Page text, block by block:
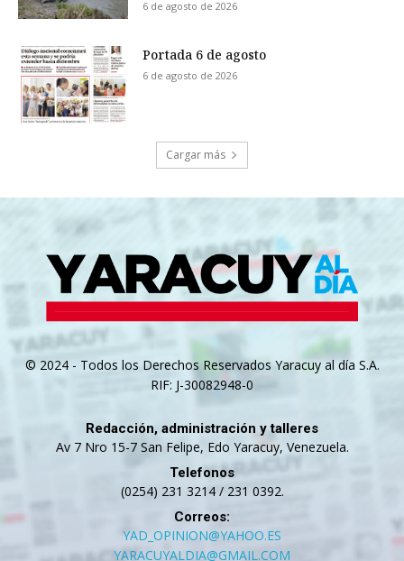
6 de agosto de 2026
Portada 6 de agosto
6 de agosto de 2026
Cargar más
© 2024 - Todos los Derechos Reservados Yaracuy al día S.A.
RIF: J-30082948-0
Redacción, administración y talleres
Av 7 Nro 15-7 San Felipe, Edo Yaracuy, Venezuela.
Telefonos
(0254) 231 3214 / 231 0392.
Correos:
YAD_OPINION@YAHOO.ES
YARACUYALDIA@GMAIL.COM